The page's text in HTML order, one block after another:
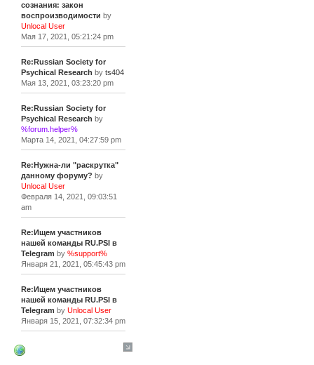
сознания: закон
воспроизводимости by
Unlocal User
Мая 17, 2021, 05:21:24 pm
Re:Russian Society for
Psychical Research by ts404
Мая 13, 2021, 03:23:20 pm
Re:Russian Society for
Psychical Research by
%forum.helper%
Марта 14, 2021, 04:27:59 pm
Re:Нужна-ли "раскрутка"
данному форуму? by
Unlocal User
Февраля 14, 2021, 09:03:51
am
Re:Ищем участников
нашей команды RU.PSI в
Telegram by %support%
Января 21, 2021, 05:45:43 pm
Re:Ищем участников
нашей команды RU.PSI в
Telegram by Unlocal User
Января 15, 2021, 07:32:34 pm